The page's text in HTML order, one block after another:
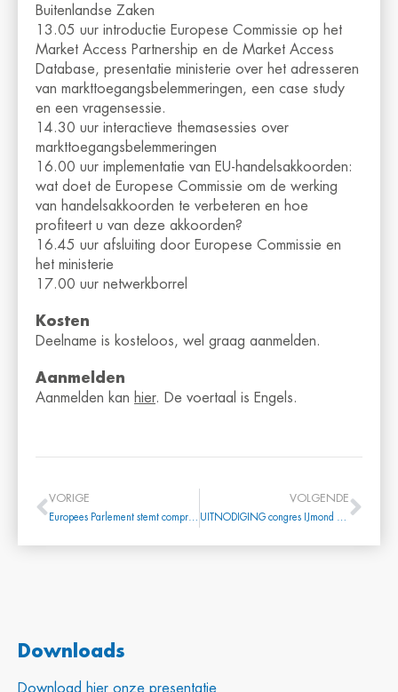
Buitenlandse Zaken
13.05 uur introductie Europese Commissie op het
Market Access Partnership en de Market Access
Database, presentatie ministerie over het adresseren
van markttoegangsbelemmeringen, een case study
en een vragensessie.
14.30 uur interactieve themasessies over
markttoegangsbelemmeringen
16.00 uur implementatie van EU-handelsakkoorden:
wat doet de Europese Commissie om de werking
van handelsakkoorden te verbeteren en hoe
profiteert u van deze akkoorden?
16.45 uur afsluiting door Europese Commissie en
het ministerie
17.00 uur netwerkborrel
Kosten
Deelname is kosteloos, wel graag aanmelden.
Aanmelden
Aanmelden kan hier. De voertaal is Engels.
VORIGE
Europees Parlement stemt compromissen mobiliteitspakket weg
VOLGENDE
UITNODIGING congres IJmond Bereikbaar Logistiek 27 februari 2019
Downloads
Download hier onze presentatie